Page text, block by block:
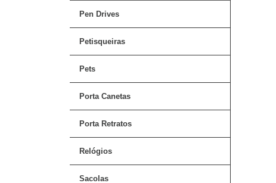
Pen Drives
Petisqueiras
Pets
Porta Canetas
Porta Retratos
Relógios
Sacolas